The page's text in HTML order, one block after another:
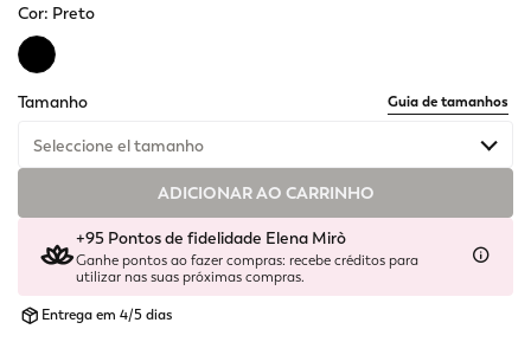
Cor: Preto
Tamanho
Guia de tamanhos
Seleccione el tamanho
Disponível
ADICIONAR AO CARRINHO
+95 Pontos de fidelidade Elena Mirò
Ganhe pontos ao fazer compras: recebe créditos para
utilizar nas suas próximas compras.
Entrega em 4/5 dias